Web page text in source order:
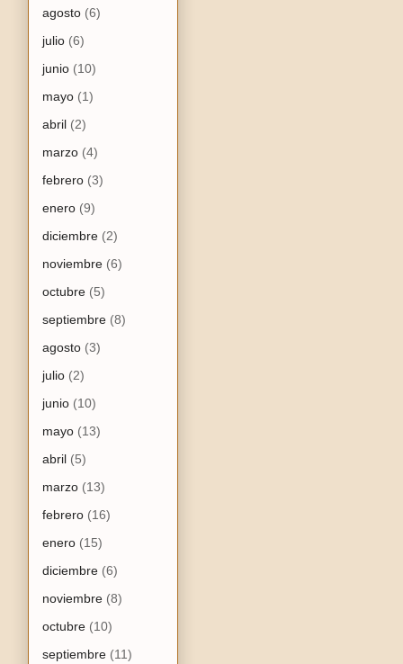
agosto (6)
julio (6)
junio (10)
mayo (1)
abril (2)
marzo (4)
febrero (3)
enero (9)
diciembre (2)
noviembre (6)
octubre (5)
septiembre (8)
agosto (3)
julio (2)
junio (10)
mayo (13)
abril (5)
marzo (13)
febrero (16)
enero (15)
diciembre (6)
noviembre (8)
octubre (10)
septiembre (11)